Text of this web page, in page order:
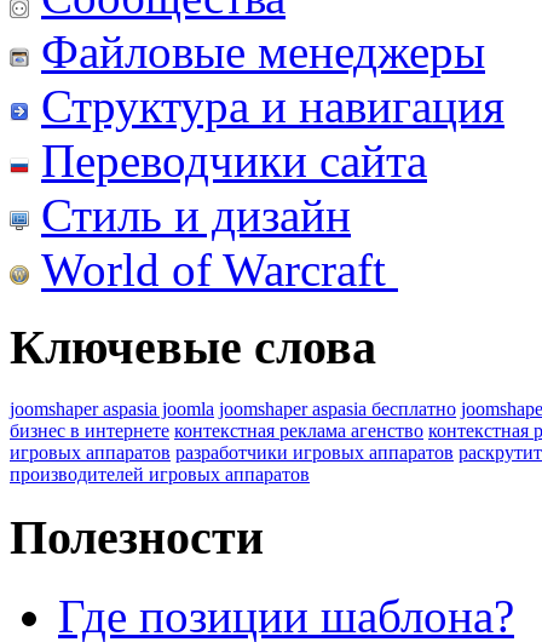
Файловые менеджеры
Структура и навигация
Переводчики сайта
Стиль и дизайн
World of Warcraft
Ключевые слова
joomshaper aspasia joomla joomshaper aspasia бесплатно
бизнес в интернете контекстная реклама агенство контекстная
игровых аппаратов разработчики игровых аппаратов
производителей игровых аппаратов
Полезности
Где позиции шаблона?